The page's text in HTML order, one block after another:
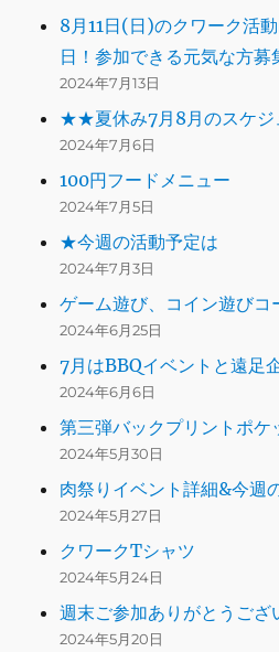
8月11日(日)のクワーク活
日！参加できる元気な方募
2024年7月13日
★★夏休み7月8月のスケジ
2024年7月6日
100円フードメニュー
2024年7月5日
★今週の活動予定は
2024年7月3日
ゲーム遊び、コイン遊びコ
2024年6月25日
7月はBBQイベントと遠足
2024年6月6日
第三弾バックプリントポケ
2024年5月30日
肉祭りイベント詳細&今週
2024年5月27日
クワークTシャツ
2024年5月24日
週末ご参加ありがとうご
2024年5月20日